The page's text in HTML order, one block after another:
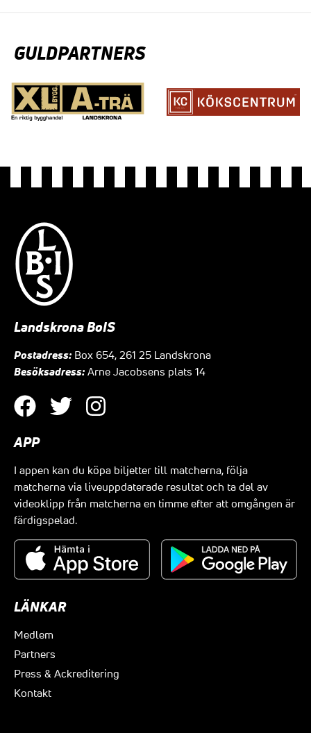
GULDPARTNERS
Landskrona BoIS
Postadress: Box 654, 261 25 Landskrona
Besöksadress: Arne Jacobsens plats 14
APP
I appen kan du köpa biljetter till matcherna, följa
matcherna via liveuppdaterade resultat och ta del av
videoklipp från matcherna en timme efter att omgången är
färdigspelad.
LÄNKAR
Medlem
Partners
Press & Ackreditering
Kontakt